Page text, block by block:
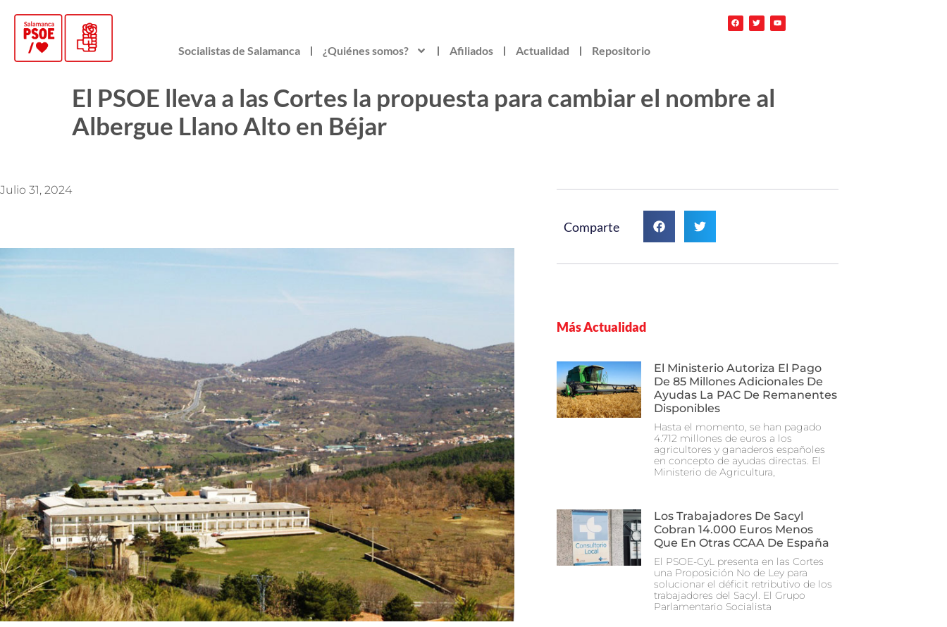
Socialistas de Salamanca ¿Quiénes somos? Afiliados Actualidad Repositorio
El PSOE lleva a las Cortes la propuesta para cambiar el nombre al
Albergue Llano Alto en Béjar
Julio 31, 2024
Comparte
Más Actualidad
El Ministerio Autoriza El Pago
De 85 Millones Adicionales De
Ayudas La PAC De Remanentes
Disponibles
Hasta el momento, se han pagado
4.712 millones de euros a los
agricultores y ganaderos españoles
en concepto de ayudas directas. El
Ministerio de Agricultura,
Los Trabajadores De Sacyl
Cobran 14.000 Euros Menos
Que En Otras CCAA De España
El PSOE-CyL presenta en las Cortes
una Proposición No de Ley para
solucionar el déficit retributivo de los
trabajadores del Sacyl. El Grupo
Parlamentario Socialista